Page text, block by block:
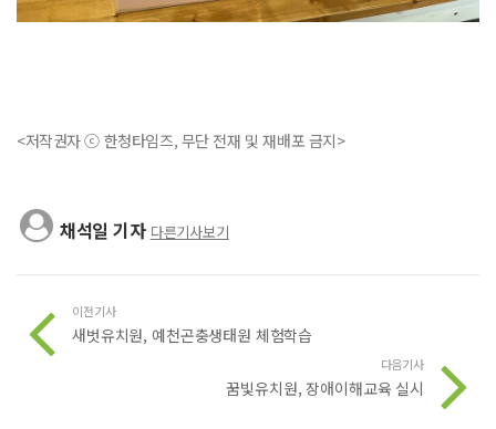
<저작권자 ⓒ 한청타임즈, 무단 전재 및 재배포 금지>
채석일 기자 다른기사보기
이전기사
새벗유치원, 예천곤충생태원 체험학습
다음기사
꿈빛유치원, 장애이해교육 실시